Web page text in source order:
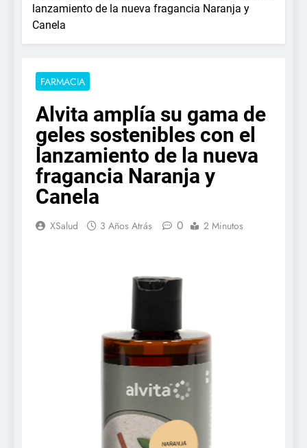
lanzamiento de la nueva fragancia Naranja y
Canela
FARMACIA
Alvita amplía su gama de
geles sostenibles con el
lanzamiento de la nueva
fragancia Naranja y
Canela
XSalud 3 Años Atrás 0 2 Minutos